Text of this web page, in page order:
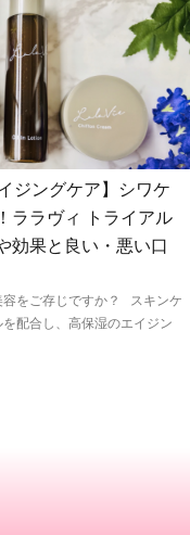
ジングケア】シワケ
ララヴィ トライアル
効果と良い・悪い口
容をご存じですか？ スキンケ
配合し、高保湿のエイジン